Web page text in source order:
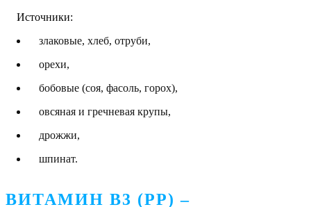
Источники:
злаковые, хлеб, отруби,
орехи,
бобовые (соя, фасоль, горох),
овсяная и гречневая крупы,
дрожжи,
шпинат.
ВИТАМИН В3 (PP) –